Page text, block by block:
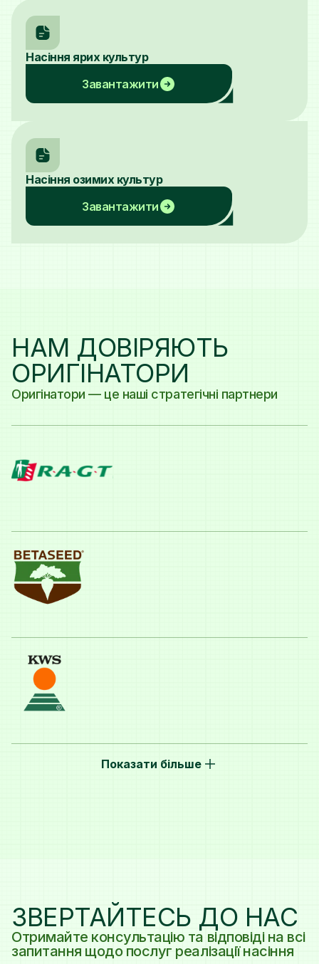
Насіння ярих культур
Завантажити
Насіння озимих культур
Завантажити
НАМ ДОВІРЯЮТЬ
ОРИГІНАТОРИ
Оригінатори — це наші стратегічні партнери
Показати більше
ЗВЕРТАЙТЕСЬ ДО НАС
Отримайте консультацію та відповіді на всі
запитання щодо послуг реалізації насіння